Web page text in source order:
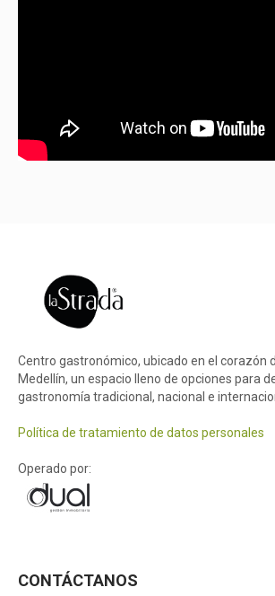
Centro gastronómico, ubicado en el corazón
Medellín, un espacio lleno de opciones para
gastronomía tradicional, nacional e
Política de tratamiento de datos personales
Operado por:
CONTÁCTANOS